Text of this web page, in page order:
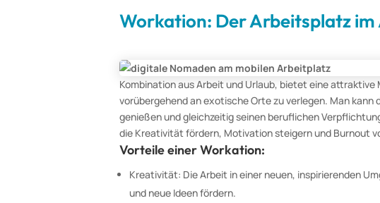
Workation: Der Arbeitsplatz im
Kombination aus Arbeit und Urlaub, bietet eine
vorübergehend an exotische Orte zu verlegen. Man kann
genießen und gleichzeitig seinen beruflichen
die Kreativität fördern, Motivation steigern und Burnout
Vorteile einer Workation:
Kreativität: Die Arbeit in einer neuen, inspirierenden
und neue Ideen fördern.